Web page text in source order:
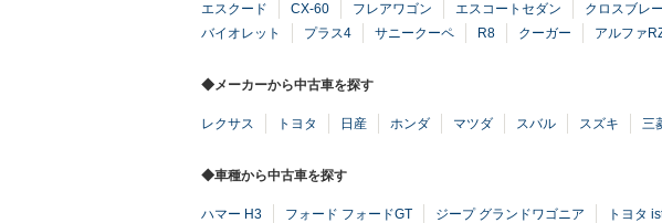
エスクード CX-60 フレアワゴン エスコートセダン クロスブレ
バイオレット
プラス4 サニークーペ R8 クーガー アルファ
◆メーカーから中古車を探す
レクサス トヨタ 日産 ホンダ マツダ スバル スズキ 三
◆車種から中古車を探す
ハマー H3 フォード フォードGT ジープ グランドワゴニア トヨタ